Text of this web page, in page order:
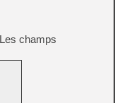
Les champs